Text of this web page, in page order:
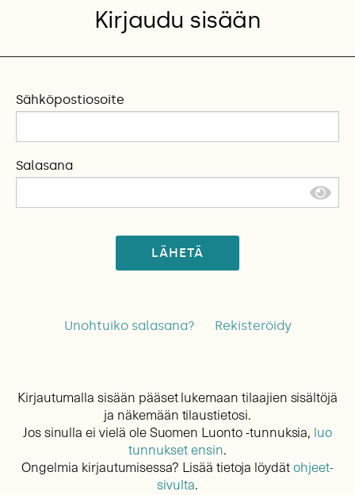
Kirjaudu sisään
Sähköpostiosoite
Salasana
LÄHETÄ
Unohtuiko salasana? Rekisteröidy
Kirjautumalla sisään pääset lukemaan tilaajien sisältöjä
ja näkemään tilaustietosi.
Jos sinulla ei vielä ole Suomen Luonto -tunnuksia, luo
tunnukset ensin.
Ongelmia kirjautumisessa? Lisää tietoja löydätohjeet-
sivulta.